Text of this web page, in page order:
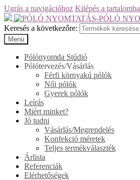
Ugrás a navigációhoz Kilépés a tartalomba
Keresés a következőre:
Menü
Pólónyomda Stúdió
Pólótervezés/Vásárlás
Férfi környakú pólók
Női pólók
Gyerek pólók
Leírás
Miért minket?
Jó tudni
Vásárlás/Megrendelés
Konfekció méretek
Teljes termékválaszték
Árlista
Referenciák
Elérhetőségek